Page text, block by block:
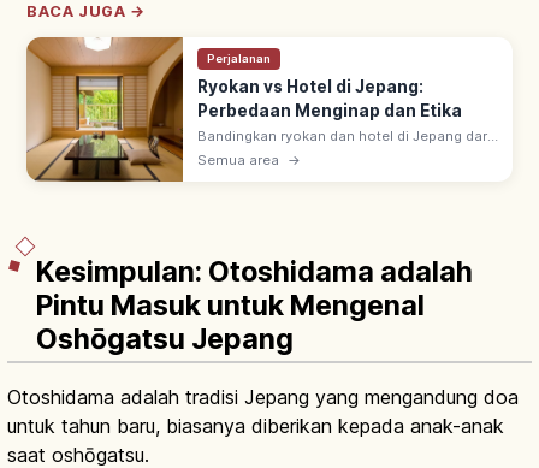
BACA JUGA →
Perjalanan
Ryokan vs Hotel di Jepang:
Perbedaan Menginap dan Etika
Bandingkan ryokan dan hotel di Jepang dari
sisi kamar, makanan, onsen, serta aturan
Semua area →
Kesimpulan: Otoshidama adalah
Pintu Masuk untuk Mengenal
Oshōgatsu Jepang
Otoshidama adalah tradisi Jepang yang mengandung doa
untuk tahun baru, biasanya diberikan kepada anak-anak
saat oshōgatsu.